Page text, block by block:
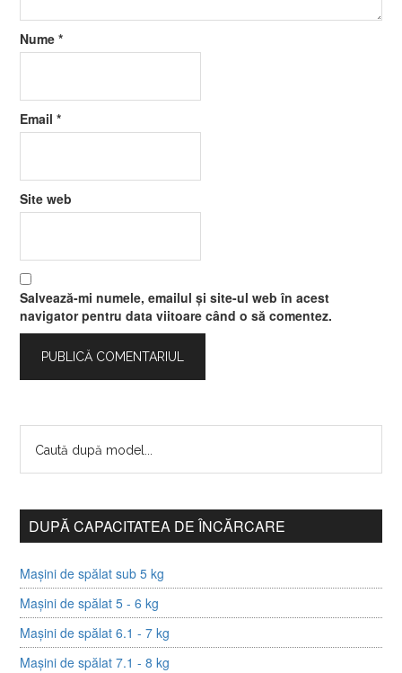
Nume*
Email*
Site web
Salvează-mi numele, emailul și site-ul web în acest
navigator pentru data viitoare când o să comentez.
DUPĂ CAPACITATEA DE ÎNCĂRCARE
Mașini de spălat sub 5 kg
Mașini de spălat 5 - 6 kg
Mașini de spălat 6.1 - 7 kg
Mașini de spălat 7.1 - 8 kg